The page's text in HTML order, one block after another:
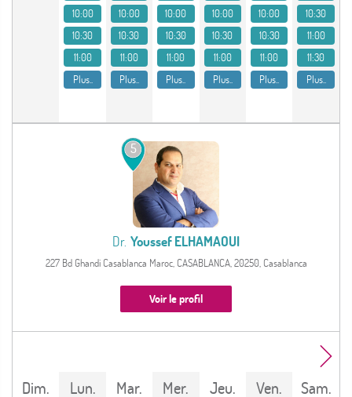
10:00
10:30
11:00
Plus..
10:00
10:30
11:00
Plus..
10:00
10:30
11:00
Plus..
10:00
10:30
11:00
Plus..
10:00
10:30
11:00
Plus..
10:30
11:00
11:30
Plus..
5
Dr. Youssef ELHAMAOUI
227 Bd Ghandi Casablanca Maroc, CASABLANCA, 20250, Casablanca
Voir le profil
dim. lun. mar. mer. jeu. ven. sam.